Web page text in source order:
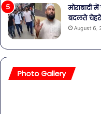
मोराबादी
बदलते
August 6,
Photo Gallery